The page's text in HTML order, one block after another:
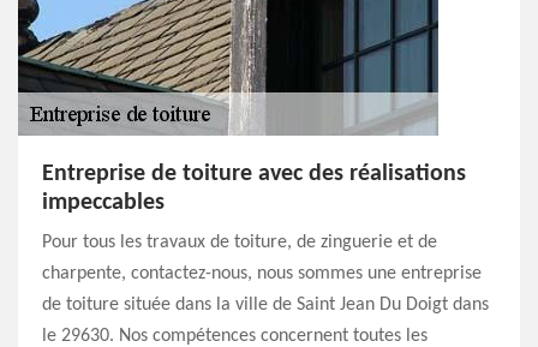
Entreprise de toiture avec des réalisations
impeccables
Pour tous les travaux de toiture, de zinguerie et de
charpente, contactez-nous, nous sommes une entreprise
de toiture située dans la ville de Saint Jean Du Doigt dans
le 29630. Nos compétences concernent toutes les